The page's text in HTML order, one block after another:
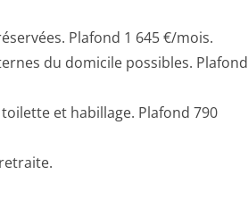
Plafond 1 645 €/mois.
du domicile possibles. Plafond
et habillage. Plafond 790